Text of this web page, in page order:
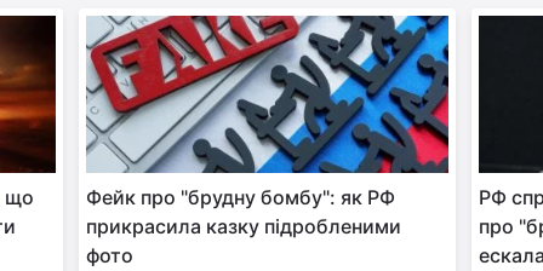
що
Фейк про "брудну бомбу": як РФ
прикрасила казку підробленими
фото
РФ
про